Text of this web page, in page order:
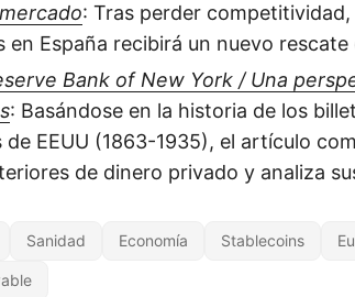
: Tras perder
en España recibirá un nuevo
Bank of New York / Una
: Basándose en la historia de los
de EEUU (1863-1935), el artículo
de dinero privado y analiza
Sanidad Economía Stablecoins